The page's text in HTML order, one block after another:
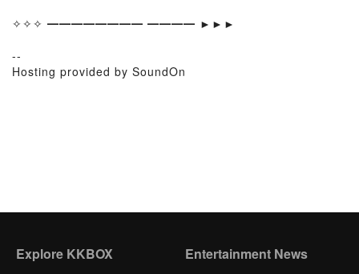
✧✧✧ ━━━━━━━━ ━━━━ ►►►
--
Hosting provided by SoundOn
Explore KKBOX Entertainment News